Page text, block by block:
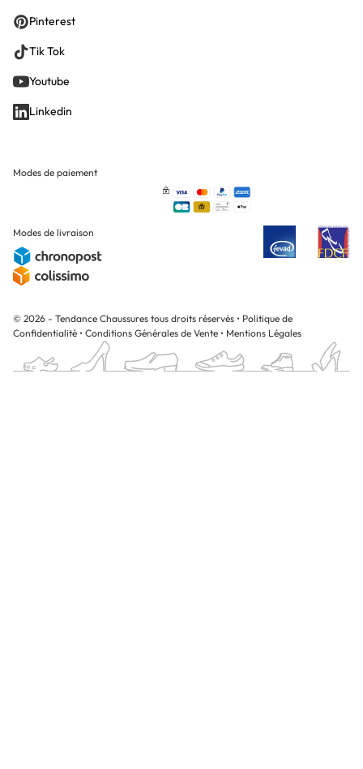
Pinterest
Tik Tok
Youtube
Linkedin
Modes de paiement
Modes de livraison
© 2026 - Tendance Chaussures tous droits réservés • Politique de
Confidentialité • Conditions Générales de Vente • Mentions Légales